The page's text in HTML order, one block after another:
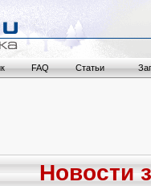
FAQ Статьи
Новости